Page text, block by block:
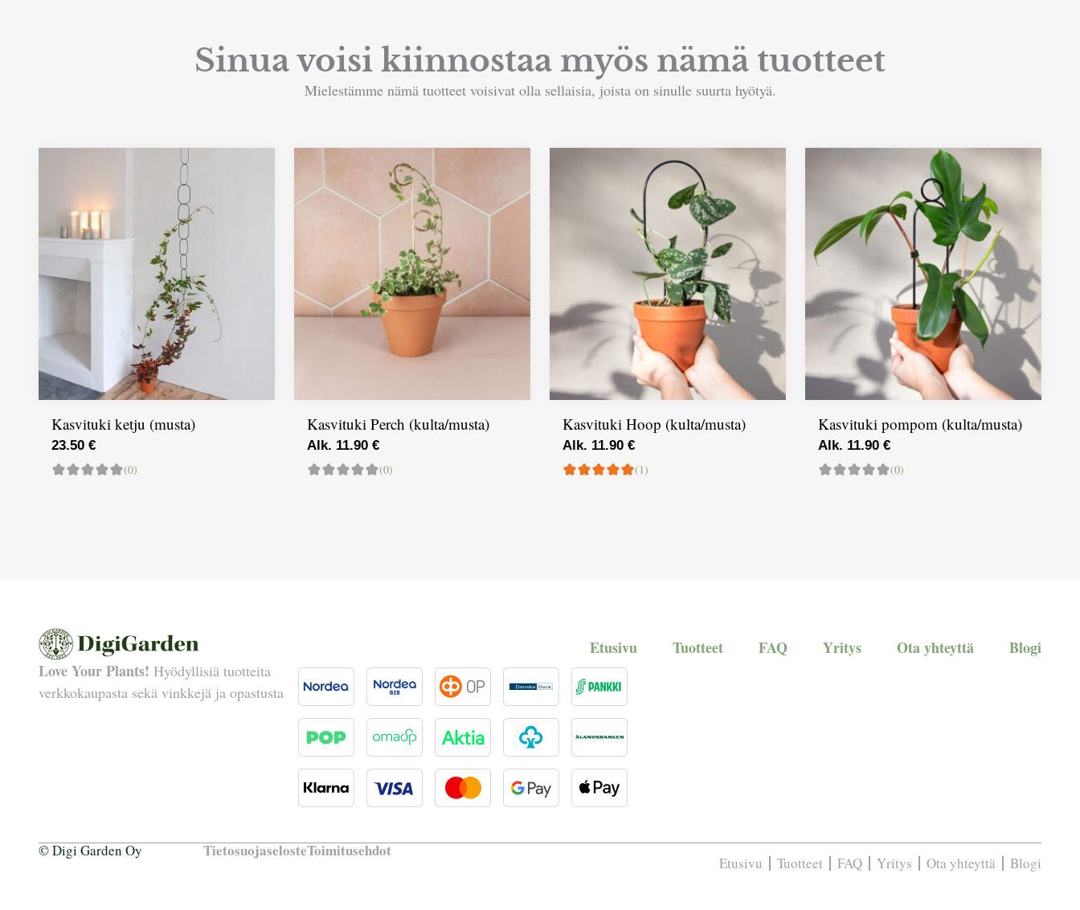
Sinua voisi kiinnostaa myös nämä tuotteet
Mielestämme nämä tuotteet voisivat olla sellaisia, joista on sinulle suurta hyötyä.
Kasvituki ketju (musta)
23.50 €
(0)
Kasvituki Perch (kulta/musta)
Alk. 11.90 €
(0)
Kasvituki Hoop (kulta/musta)
Alk. 11.90 €
(1)
Kasvituki pompom (kulta/musta)
Alk. 11.90 €
(0)
Love Your Plants! Hyödyllisiä tuotteita
verkkokaupasta sekä vinkkejä ja opastusta
Etusivu Tuotteet FAQ Yritys Ota yhteyttä Blogi
© Digi Garden Oy TietosuojaselosteToimitusehdot
Etusivu Tuotteet FAQ Yritys Ota yhteyttä Blogi